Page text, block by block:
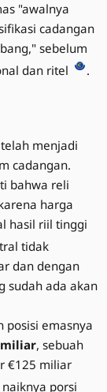
"awalnya
cadangan
sebelum
dan ritel
.
menjadi
cadangan.
bahwa reli
harga
hasil riil tinggi
tidak
dan dengan
sudah ada akan
posisi emasnya
, sebuah
€125 miliar
porsi